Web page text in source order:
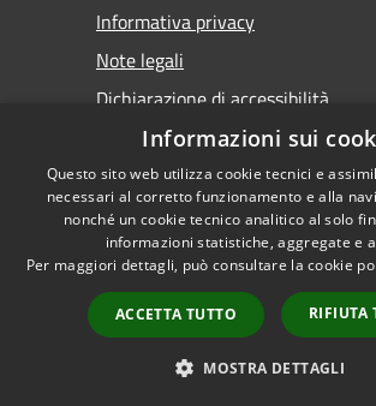
Informativa privacy
Note legali
Dichiarazione di accessibilità
Accessibilità
Copyright
Castel
by
Informazioni sui
Questo sito web utilizza cookie tecnici e
necessari al corretto funzionamento e alla
nonché un cookie tecnico analitico al solo
informazioni statistiche, aggregate e
Per maggiori dettagli, può consultare la cookie
ACCETTA TUTTO RIFIUTA
MOSTRA DETTAGLI